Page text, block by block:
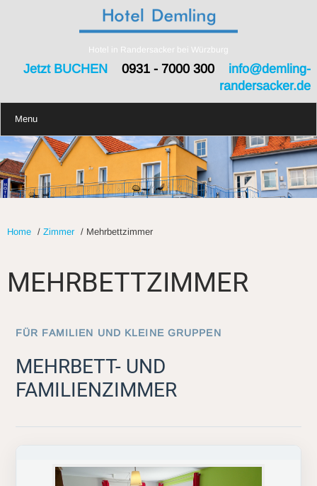
Hotel in Randersacker bei Würzburg
Jetzt BUCHEN0931 - 7000 300 info@demling-
randersacker.de
Menu
Home / Zimmer / Mehrbettzimmer
MEHRBETTZIMMER
FÜR FAMILIEN UND KLEINE GRUPPEN
MEHRBETT- UND
FAMILIENZIMMER